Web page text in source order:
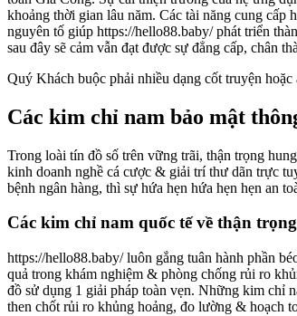
khoảng thời gian lâu năm. Các tài năng cung
nguyên tố giúp https://hello88.baby/ phát triển
sau đây sẽ cảm vẫn đạt được sự đẳng cấp, chân
Quý Khách buộc phải nhiều dạng cốt truyện
Các kim chỉ nam bảo mật
Trong loài tín đồ số trên vững trãi, thận trọng
kinh doanh nghề cá cược & giải trí thư dãn trực
bệnh ngân hàng, thì sự hứa hẹn hứa hẹn hẹn an
Các kim chỉ nam quốc tế về thận
https://hello88.baby/ luôn gắng tuân hành phần
quả trong khám nghiệm & phòng chống rủi ro
đồ sử dụng 1 giải pháp toàn vẹn. Những kim chỉ
then chốt rủi ro khủng hoảng, đo lường & hoạch